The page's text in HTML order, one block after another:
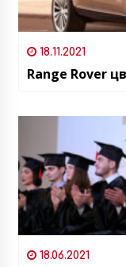
18.11.2021
Range Rover
18.06.2021